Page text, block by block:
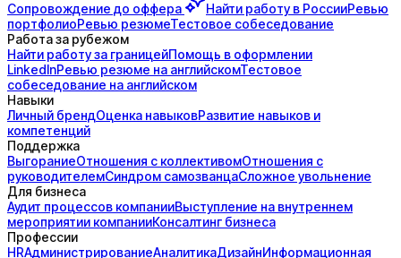
Сопровождение до оффера Найти работу в РоссииРевью
портфолиоРевью резюмеТестовое собеседование
Работа за рубежом
Найти работу за границейПомощь в оформлении
LinkedInРевью резюме на английскомТестовое
собеседование на английском
Навыки
Личный брендОценка навыковРазвитие навыков и
компетенций
Поддержка
ВыгораниеОтношения с коллективомОтношения с
руководителемСиндром самозванцаСложное увольнение
Для бизнеса
Аудит процессов компанииВыступление на внутреннем
мероприятии компанииКонсалтинг бизнеса
Профессии
HRАдминистрированиеАналитикаДизайнИнформационная